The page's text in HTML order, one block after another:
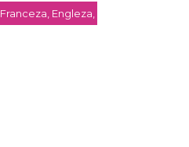
Franceza, Engleza,